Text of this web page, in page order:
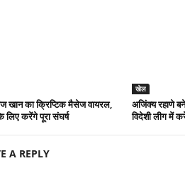
खान का क्रिप्टिक मैसेज वायरल,
लिए करेंगे पूरा संघर्ष
खेल
अजिंक्य रहाणे
विदेशी लीग में
A REPLY